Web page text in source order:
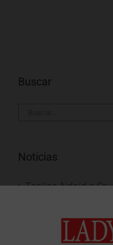
Buscar
Noticias
Toallas Airlaid o
Información sobre